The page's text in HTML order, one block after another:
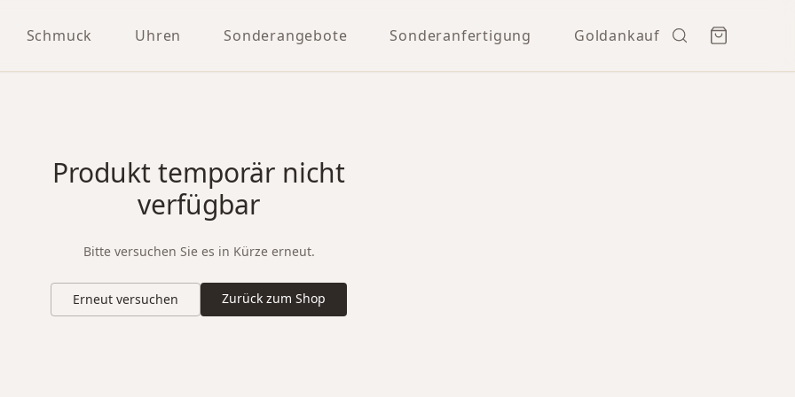
Schmuck Uhren Sonderangebote Sonderanfertigung Goldankauf
Produkt temporär nicht
verfügbar
Bitte versuchen Sie es in Kürze erneut.
Erneut versuchen Zurück zum Shop